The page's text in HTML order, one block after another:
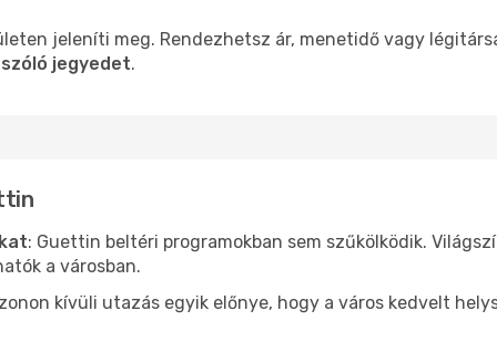
jeleníti meg. Rendezhetsz ár, menetidő vagy
jegyedet.
: Guettin beltéri programokban sem szűkölködik.
a városban.
kívüli utazás egyik előnye, hogy a város kedvelt